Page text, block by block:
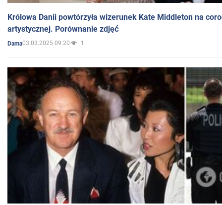
Królowa Danii powtórzyła wizerunek Kate Middleton na
artystycznej. Porównanie zdjęć
Dama03.03.2025 09:20 1